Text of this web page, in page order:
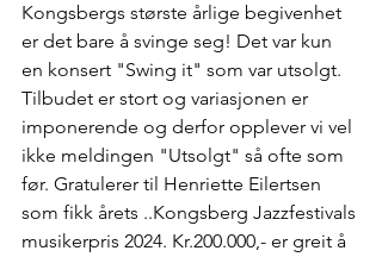
Kongsbergs største årlige begivenhet
er det bare å svinge seg! Det var kun
en konsert "Swing it" som var utsolgt.
Tilbudet er stort og variasjonen er
imponerende og derfor opplever vi vel
ikke meldingen "Utsolgt" så ofte som
før. Gratulerer til Henriette Eilertsen
som fikk årets ..Kongsberg Jazzfestivals
musikerpris 2024. Kr.200.000,- er greit å